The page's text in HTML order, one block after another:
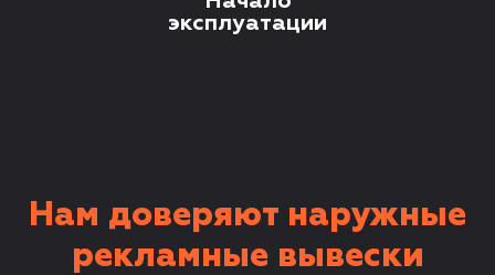
эксплуатации
Нам доверяют наружные
рекламные вывески